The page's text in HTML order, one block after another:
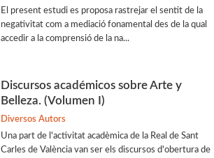
El present estudi es proposa rastrejar el sentit de la
negativitat com a mediació fonamental des de la qual
accedir a la comprensió de la na...
Discursos académicos sobre Arte y
Belleza. (Volumen I)
Diversos Autors
Una part de l'activitat acadèmica de la Real de Sant
Carles de València van ser els discursos d'obertura de